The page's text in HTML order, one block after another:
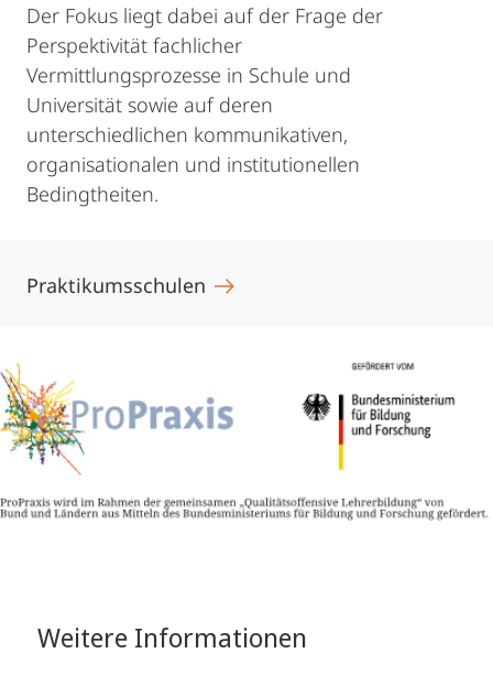
Der Fokus liegt dabei auf der Frage der
Perspektivität fachlicher
Vermittlungsprozesse in Schule und
Universität sowie auf deren
unterschiedlichen kommunikativen,
organisationalen und institutionellen
Bedingtheiten.
Praktikumsschulen
Weitere Informationen